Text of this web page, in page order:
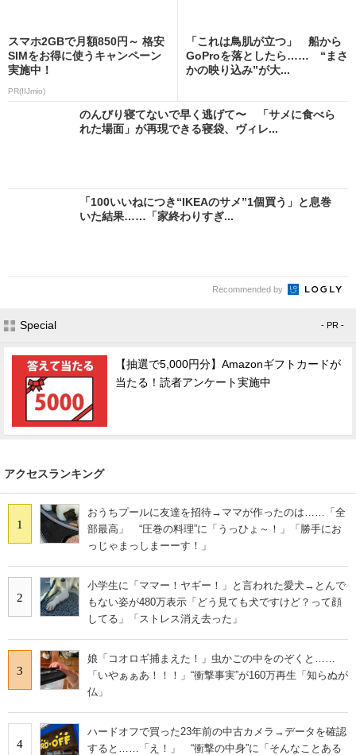
スマホ2GBで月額850円～ 格安
SIMをお得に使うキャンペーン
実施中！
PR(IIJmio)
「これは鳥肌が立つ」 船から
GoProを落としたら…… “まさ
かの映り込み”が大...
のんびり寝てないで早く逃げて〜 「サメに食べら
れた場面」が再現できる寝袋、ヴィレ...
「100いいねにつき“IKEAのサメ”1個買う」と息巻
いた結果……「家終わりすぎ...
Recommended by
Special - PR -
【抽選で5,000円分】Amazonギフトカードが
当たる！読者アンケート実施中
アクセスランキング
1
おうちプールに友達を招待→ママが作ったのは……「全
部最高」 “圧巻の料理”に「うっひょ～！」「勝手にお
っじゃまっしまーーす！」
2
小学生に「ママー！ヤギー！」と言われた愛犬→とんで
もない姿が480万表示「どう見ても犬ですけど？って顔
してる」「ストレス消え去った」
3
娘「コオロギ捕まえた！」虫かごの中をのぞくと……
「いやぁぁあ！！！」“衝撃事実”が160万再生「知らぬが
仏」
4
ハードオフで買った23年前の中古カメラ→データを確認
すると……「え！」 “衝撃の中身”に「そんなことある